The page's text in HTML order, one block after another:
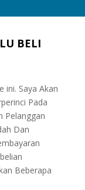
BELI
ini. Saya Akan
Pada
Pelanggan
Dan
Beberapa